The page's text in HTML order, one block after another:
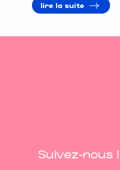
lire la suite
Suivez-nous !